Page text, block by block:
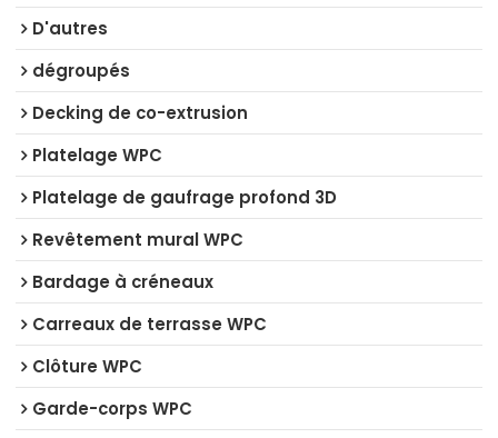
D'autres
dégroupés
Decking de co-extrusion
Platelage WPC
Platelage de gaufrage profond 3D
Revêtement mural WPC
Bardage à créneaux
Carreaux de terrasse WPC
Clôture WPC
Garde-corps WPC